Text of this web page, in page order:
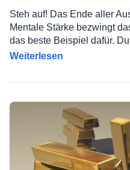
Steh auf! Das Ende aller
Mentale Stärke bezwingt
das beste Beispiel dafür.
Weiterlesen